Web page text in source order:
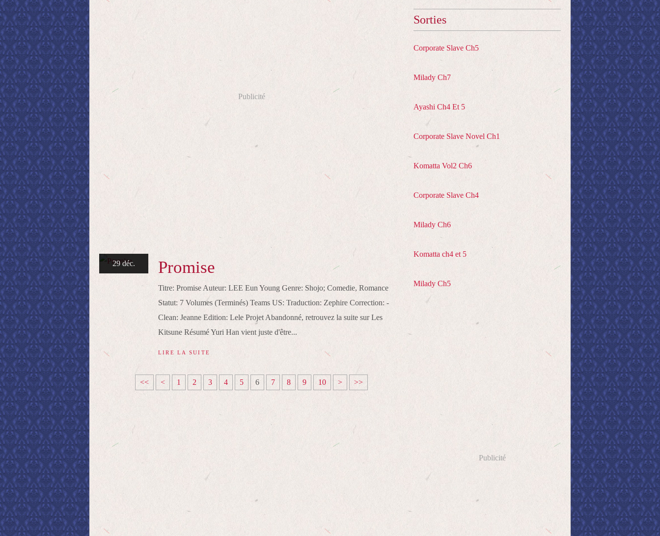
Publicité
29 déc. Promise
Titre: Promise Auteur: LEE Eun Young Genre: Shojo; Comedie, Romance
Statut: 7 Volumes (Terminés) Teams US: Traduction: Zephire Correction: -
Clean: Jeanne Edition: Lele Projet Abandonné, retrouvez la suite sur Les
Kitsune Résumé Yuri Han vient juste d'être...
LIRE LA SUITE
<< < 1 2 3 4 5 6 7 8 9 10 > >>
Sorties
Corporate Slave Ch5
Milady Ch7
Ayashi Ch4 Et 5
Corporate Slave Novel Ch1
Komatta Vol2 Ch6
Corporate Slave Ch4
Milady Ch6
Komatta ch4 et 5
Milady Ch5
Publicité